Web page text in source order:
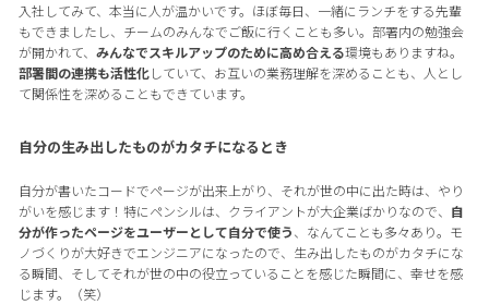
入社してみて、本当に人が温かいです。ほぼ毎日、一緒にランチをする先輩
もできましたし、チームのみんなでご飯に行くことも多い。部署内の勉強会
が開かれて、 みんなでスキルアップのために高め合える環境もありますね。
部署間の連携も活性化していて、お互いの業務理解を深めることも、人とし
て関係性を深めることもできています。
自分の生み出したものがカタチになるとき
自分が書いたコードでページが出来上がり、それが世の中に出た時は、やり
がいを感じます！特にペンシルは、クライアントが大企業ばかりなので、 自
分が作ったページをユーザーとして自分で使う、なんてことも多々あり。モ
ノづくりが大好きでエンジニアになったので、生み出したものがカタチにな
る瞬間、そしてそれが世の中の役立っていることを感じた瞬間に、幸せを感
じます。（笑）